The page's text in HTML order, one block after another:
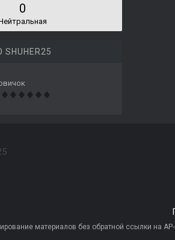
0
материалов без обратной ссылки на